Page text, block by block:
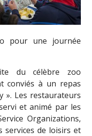
pour une journée
du célèbre zoo
conviés à un repas
». Les restaurateurs
et animé par les
Organizations,
services de loisirs et